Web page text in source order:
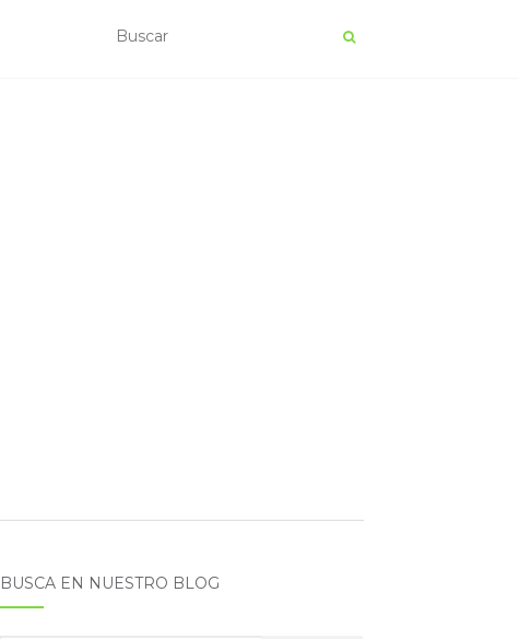
BUSCA EN NUESTRO BLOG